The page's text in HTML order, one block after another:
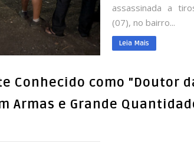
assassinada a
(07), no bairro...
Leia Mais
Conhecido como "Doutor
Armas e Grande